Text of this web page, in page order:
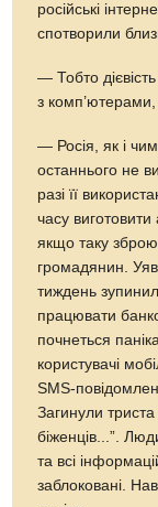
російські
спотворили
— Тобто
з
— Росія, як і
останнього не
разі її
часу
якщо таку зброю
громадянин.
тиждень
працювати
почнеться
користувачі
SMS-
Загинули триста
біженців...”.
та всі
заблоковані.